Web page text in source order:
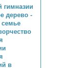
гимназии
дерево -
семье
в